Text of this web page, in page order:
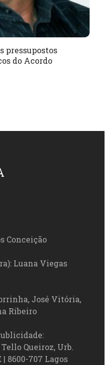
pressupostos
do Acordo
Conceição
Luana Viegas
José Vitória,
Ribeiro
Queiroz, Urb.
| 8600-707 Lagos